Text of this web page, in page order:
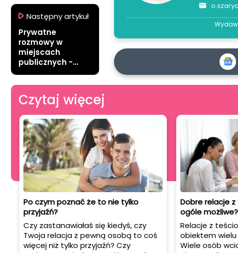
Następny artykuł
Prywatne
rozmowy w
miejscach
publicznych -
komórkę?
Czytaj więcej
Po czym poznać że to nie tylko
przyjaźń?
Czy zastanawiałaś się kiedyś, czy
Twoja relacja z pewną osobą to coś
więcej niż tylko przyjaźń? Czy
Dobre relacje
ogóle możliwe?
Relacje z
obiektem
Wiele osób